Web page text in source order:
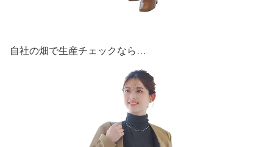
自社の畑で生産チェックなら…